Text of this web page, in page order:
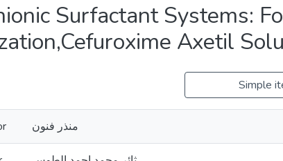
Surfactant Systems:
Axetil
Simple
منذر فنون